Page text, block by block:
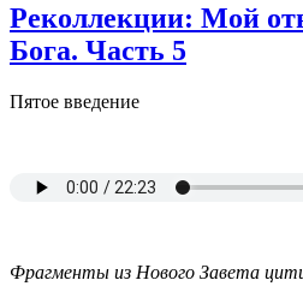
Реколлекции: Мой
Бога. Часть 5
Пятое введение
Фрагменты из Нового Завета